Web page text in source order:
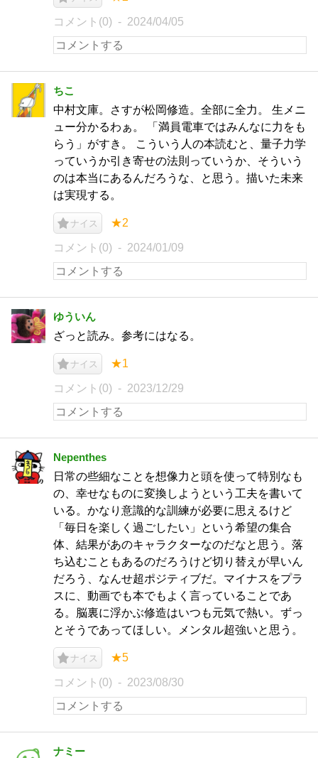
コメント(0) 2024/04/05
ちこ
中村文庫。さすが松岡修造。全部に全力。 生メニ
ュー分かるわぁ。 「満員電車ではみんなに力をも
らう」がすき。 こういう人の本読むと、量子力学
っていうか引き寄せの法則っていうか、そういう
のは本当にあるんだろうな、と思う。描いた未来
は実現する。
ナイス ★2
コメント(0) 2024/01/09
ゆういん
ざっと読み。参考にはなる。
ナイス ★1
コメント(0) 2023/12/29
Nepenthes
日常の些細なことを想像力と頭を使って特別なも
の、幸せなものに変換しようという工夫を書いて
いる。かなり意識的な訓練が必要に思えるけど
「毎日を楽しく過ごしたい」という希望の集合
体、結果があのキャラクターなのだなと思う。落
ち込むこともあるのだろうけど切り替えが早いん
だろう、なんせ超ポジティブだ。マイナスをプラ
スに、動画でも本でもよく言っていることであ
る。脳裏に浮かぶ修造はいつも元気で熱い。ずっ
とそうであってほしい。メンタル超強いと思う。
ナイス ★5
コメント(0) 2023/08/30
ナミー